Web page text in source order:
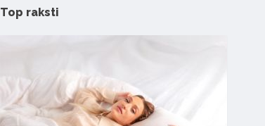
Top raksti